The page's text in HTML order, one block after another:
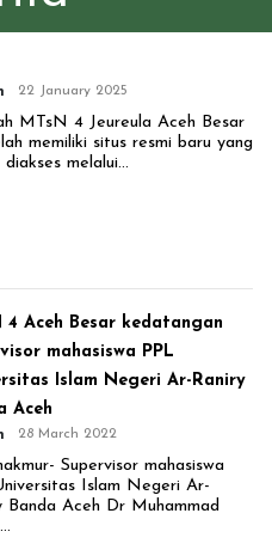
22 January 2025
MTsN 4 Jeureula Aceh Besar
memiliki situs resmi baru yang
melalui...
4 Aceh Besar kedatangan
mahasiswa PPL
Islam Negeri Ar-Raniry
Aceh
28 March 2022
Supervisor mahasiswa
Islam Negeri Ar-
Banda Aceh Dr Muhammad